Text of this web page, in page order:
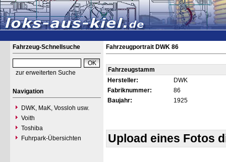
Fahrzeug-Schnellsuche
zur erweiterten Suche
Navigation
DWK, MaK, Vossloh usw.
Voith
Toshiba
Fuhrpark-Übersichten
Fahrzeugportrait DWK 86
Fahrzeugstamm
Hersteller:
DWK
Fabriknummer:
86
Baujahr:
1925
Upload eines Fotos